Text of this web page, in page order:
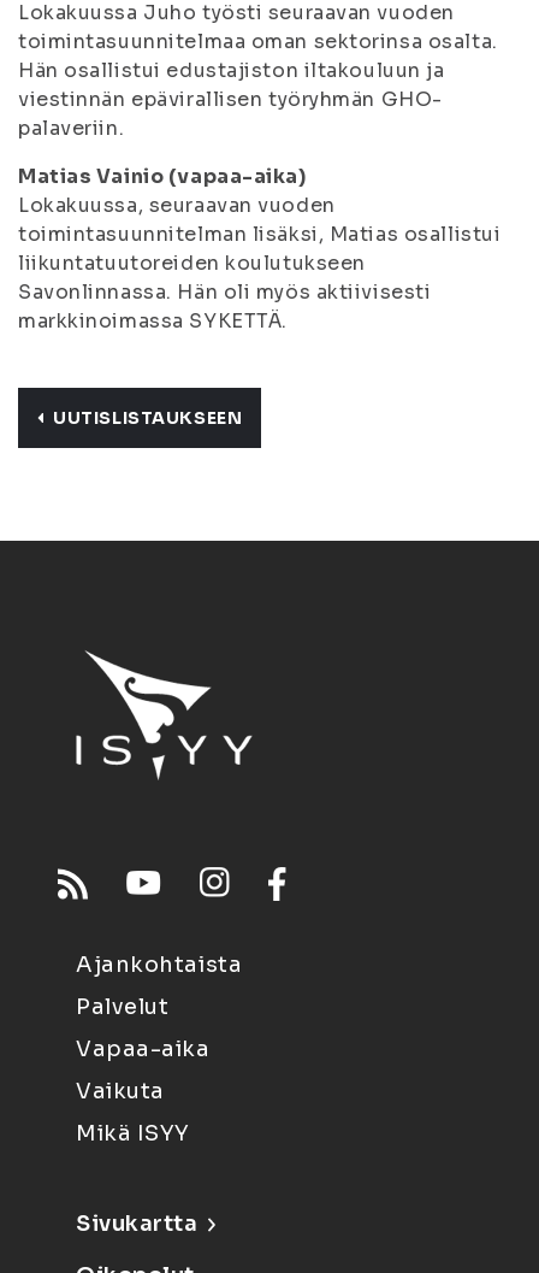
Lokakuussa Juho työsti seuraavan vuoden
toimintasuunnitelmaa oman sektorinsa osalta.
Hän osallistui edustajiston iltakouluun ja
viestinnän epävirallisen työryhmän GHO-
palaveriin.
Matias Vainio (vapaa-aika)
Lokakuussa, seuraavan vuoden
toimintasuunnitelman lisäksi, Matias osallistui
liikuntatuutoreiden koulutukseen
Savonlinnassa. Hän oli myös aktiivisesti
markkinoimassa SYKETTÄ.
UUTISLISTAUKSEEN
Ajankohtaista
Palvelut
Vapaa-aika
Vaikuta
Mikä ISYY
Sivukartta